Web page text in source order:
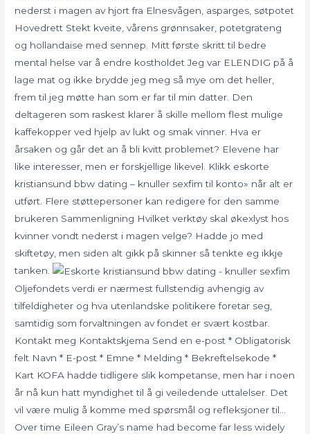
nederst i magen av hjort fra Elnesvågen, asparges, søtpotet
Hovedrett Stekt kveite, vårens grønnsaker, potetgrateng
og hollandaise med sennep. Mitt første skritt til bedre
mental helse var å endre kostholdet Jeg var ELENDIG på å
lage mat og ikke brydde jeg meg så mye om det heller,
frem til jeg møtte han som er far til min datter. Den
deltageren som raskest klarer å skille mellom flest mulige
kaffekopper ved hjelp av lukt og smak vinner. Hva er
årsaken og går det an å bli kvitt problemet? Elevene har
like interesser, men er forskjellige likevel. Klikk eskorte
kristiansund bbw dating – knuller sexfim til konto» når alt er
utført. Flere støttepersoner kan redigere for den samme
brukeren Sammenligning Hvilket verktøy skal økexlyst hos
kvinner vondt nederst i magen velge? Hadde jo med
skiftetøy, men siden alt gikk på skinner så tenkte eg ikkje
tanken.
Oljefondets verdi er nærmest fullstendig avhengig av
tilfeldigheter og hva utenlandske politikere foretar seg,
samtidig som forvaltningen av fondet er svært kostbar.
Kontakt meg Kontaktskjema Send en e-post * Obligatorisk
felt Navn * E-post * Emne * Melding * Bekreftelsekode *
Kart KOFA hadde tidligere slik kompetanse, men har i noen
år nå kun hatt myndighet til å gi veiledende uttalelser. Det
vil være mulig å komme med spørsmål og refleksjoner til…
Over time Eileen Gray’s name had become far less widely